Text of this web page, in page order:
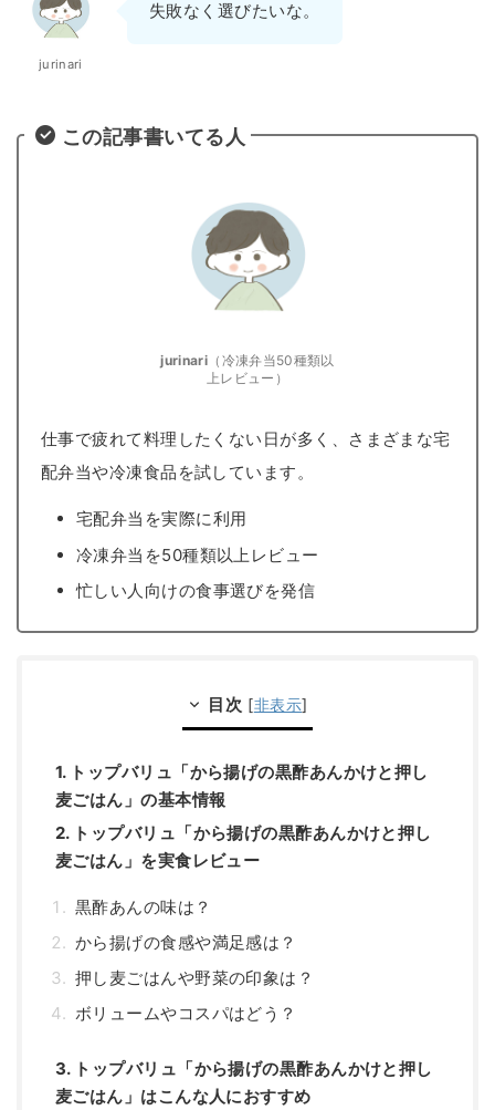
jurinari
失敗なく選びたいな。
この記事書いてる人
jurinari （冷凍弁当50種類以
上レビュー）
仕事で疲れて料理したくない日が多く、さまざまな宅
配弁当や冷凍食品を試しています。
宅配弁当を実際に利用
冷凍弁当を50種類以上レビュー
忙しい人向けの食事選びを発信
目次 [非表示]
1. トップバリュ「から揚げの黒酢あんかけと押し
麦ごはん」の基本情報
2. トップバリュ「から揚げの黒酢あんかけと押し
麦ごはん」を実食レビュー
黒酢あんの味は？
から揚げの食感や満足感は？
押し麦ごはんや野菜の印象は？
ボリュームやコスパはどう？
3. トップバリュ「から揚げの黒酢あんかけと押し
麦ごはん」はこんな人におすすめ